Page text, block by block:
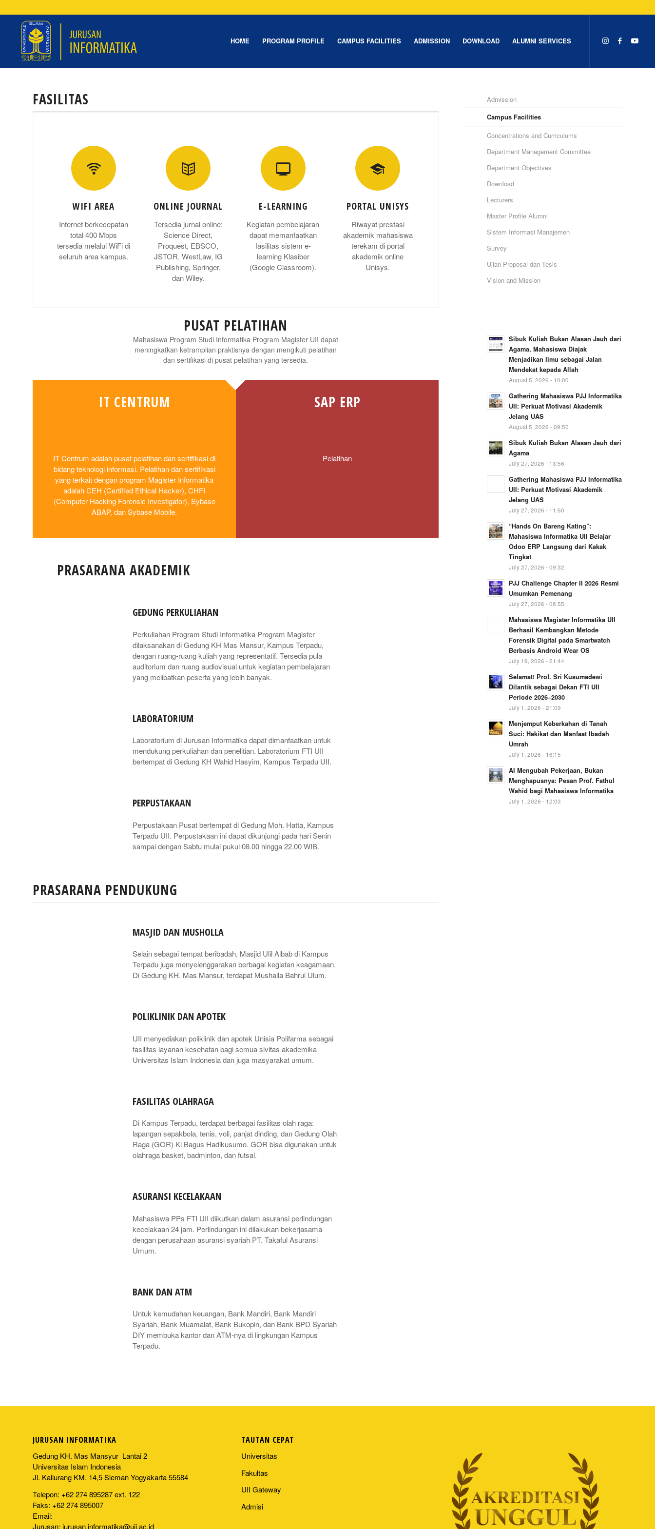
HOME PROGRAM PROFILE CAMPUS FACILITIES ADMISSION DOWNLOAD ALUMNI SERVICES
FASILITAS
WIFI AREA
Internet berkecepatan
total 400 Mbps
tersedia melalui WiFi di
seluruh area kampus.
ONLINE JOURNAL
Tersedia jurnal online:
Science Direct,
Proquest, EBSCO,
JSTOR, WestLaw, IG
Publishing, Springer,
dan Wiley.
E-LEARNING
Kegiatan pembelajaran
dapat memanfaatkan
fasilitas sistem e-
learning Klasiber
(Google Classroom).
PORTAL UNISYS
Riwayat prestasi
akademik mahasiswa
terekam di portal
akademik online
Unisys.
PUSAT PELATIHAN
Mahasiswa Program Studi Informatika Program Magister UII dapat
meningkatkan ketramplian praktisnya dengan mengikuti pelatihan
dan sertifikasi di pusat pelatihan yang tersedia.
IT CENTRUM
IT Centrum adalah pusat pelatihan dan sertifikasi di
bidang teknologi informasi. Pelatihan dan sertifikasi
yang terkait dengan program Magister Informatika
adalah CEH (Certified Ethical Hacker), CHFI
(Computer Hacking Forensic Investigator), Sybase
ABAP, dan Sybase Mobile.
SAP ERP
Pelatihan
PRASARANA AKADEMIK
GEDUNG PERKULIAHAN
Perkuliahan Program Studi Informatika Program Magister
dilaksanakan di Gedung KH Mas Mansur, Kampus Terpadu,
dengan ruang-ruang kuliah yang representatif. Tersedia pula
auditorium dan ruang audiovisual untuk kegiatan pembelajaran
yang melibatkan peserta yang lebih banyak.
LABORATORIUM
Laboratorium di Jurusan Informatika dapat dimanfaatkan untuk
mendukung perkuliahan dan penelitian. Laboratorium FTI UII
bertempat di Gedung KH Wahid Hasyim, Kampus Terpadu UII.
PERPUSTAKAAN
Perpustakaan Pusat bertempat di Gedung Moh. Hatta, Kampus
Terpadu UII. Perpustakaan ini dapat dikunjungi pada hari Senin
sampai dengan Sabtu mulai pukul 08.00 hingga 22.00 WIB.
PRASARANA PENDUKUNG
MASJID DAN MUSHOLLA
Selain sebagai tempat beribadah, Masjid Ulil Albab di Kampus
Terpadu juga menyelenggarakan berbagai kegiatan keagamaan.
Di Gedung KH. Mas Mansur, terdapat Mushalla Bahrul Ulum.
POLIKLINIK DAN APOTEK
UII menyediakan poliklinik dan apotek Unisia Polifarma sebagai
fasilitas layanan kesehatan bagi semua sivitas akademika
Universitas Islam Indonesia dan juga masyarakat umum.
FASILITAS OLAHRAGA
Di Kampus Terpadu, terdapat berbagai fasilitas olah raga:
lapangan sepakbola, tenis, voli, panjat dinding, dan Gedung Olah
Raga (GOR) Ki Bagus Hadikusumo. GOR bisa digunakan untuk
olahraga basket, badminton, dan futsal.
ASURANSI KECELAKAAN
Mahasiswa PPs FTI UII diikutkan dalam asuransi perlindungan
kecelakaan 24 jam. Perlindungan ini dilakukan bekerjasama
dengan perusahaan asuransi syariah PT. Takaful Asuransi
Umum.
BANK DAN ATM
Untuk kemudahan keuangan, Bank Mandiri, Bank Mandiri
Syariah, Bank Muamalat, Bank Bukopin, dan Bank BPD Syariah
DIY membuka kantor dan ATM-nya di lingkungan Kampus
Terpadu.
Admission
Campus Facilities
Concentrations and Curriculums
Department Management Committee
Department Objectives
Download
Lecturers
Master Profile Alumni
Sistem Informasi Manajemen
Survey
Ujian Proposal dan Tesis
Vision and Mission
Sibuk Kuliah Bukan Alasan Jauh dari
Agama, Mahasiswa Diajak
Menjadikan Ilmu sebagai Jalan
Mendekat kepada Allah
August 5, 2026 - 10:00
Gathering Mahasiswa PJJ Informatika
UII: Perkuat Motivasi Akademik
Jelang UAS
August 5, 2026 - 09:50
Sibuk Kuliah Bukan Alasan Jauh dari
Agama
July 27, 2026 - 13:56
Gathering Mahasiswa PJJ Informatika
UII: Perkuat Motivasi Akademik
Jelang UAS
July 27, 2026 - 11:50
“Hands On Bareng Kating”:
Mahasiswa Informatika UII Belajar
Odoo ERP Langsung dari Kakak
Tingkat
July 27, 2026 - 09:32
PJJ Challenge Chapter II 2026 Resmi
Umumkan Pemenang
July 27, 2026 - 08:55
Mahasiswa Magister Informatika UII
Berhasil Kembangkan Metode
Forensik Digital pada Smartwatch
Berbasis Android Wear OS
July 19, 2026 - 21:44
Selamat! Prof. Sri Kusumadewi
Dilantik sebagai Dekan FTI UII
Periode 2026–2030
July 1, 2026 - 21:09
Menjemput Keberkahan di Tanah
Suci: Hakikat dan Manfaat Ibadah
Umrah
July 1, 2026 - 16:15
AI Mengubah Pekerjaan, Bukan
Menghapusnya: Pesan Prof. Fathul
Wahid bagi Mahasiswa Informatika
July 1, 2026 - 12:03
JURUSAN INFORMATIKA
Gedung KH. Mas Mansyur Lantai 2
Universitas Islam Indonesia
Jl. Kaliurang KM. 14,5 Sleman Yogyakarta 55584
Telepon: +62 274 895287 ext. 122
Faks: +62 274 895007
Email:
Jurusan: jurusan.informatika@uii.ac.id
TAUTAN CEPAT
Universitas
Fakultas
UII Gateway
Admisi